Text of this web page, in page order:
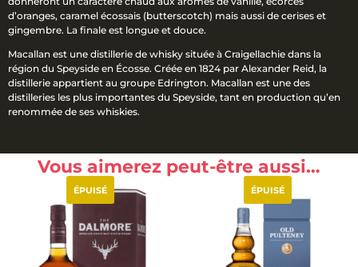
d’oranges, caramel écossais (butterscotch) mais aussi de cerises et
gingembre. La finale est longue et douce.
Macallan est une distillerie de whisky située à Craigellachie dans la
région du Speyside en Écosse. Créée en 1824 par Alexander Reid, la
distillerie appartient au groupe Edrington. Macallan est une des
distilleries les plus importantes du Speyside, tant en production qu’en
renommée de ses whiskies.
Vous aimerez peut-être aussi…
ÉPUISÉ ÉPUISÉ